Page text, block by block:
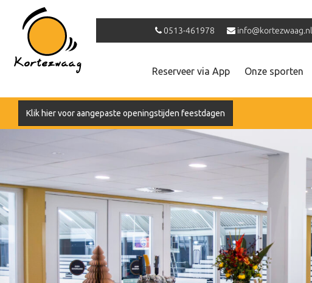
0513-461978 info@kortezwaag.nl
Reserveer via App Onze sporten
Klik hier voor aangepaste openingstijden feestdagen